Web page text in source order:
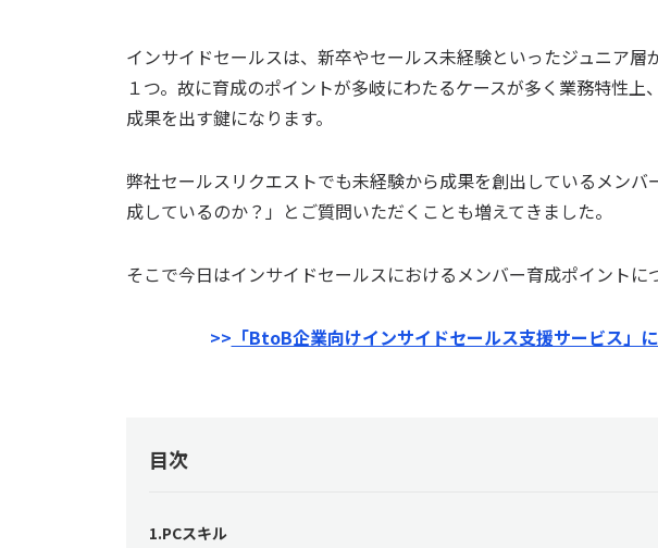
インサイドセールスは、新卒やセールス未経験といったジュニア層
１つ。故に育成のポイントが多岐にわたるケースが多く業務特性上、
成果を出す鍵になります。
弊社セールスリクエストでも未経験から成果を創出しているメンバ
成しているのか？」とご質問いただくことも増えてきました。
そこで今日はインサイドセールスにおけるメンバー育成ポイントに
>> 「BtoB企業向けインサイドセールス支援サービス」
目次
1.PCスキル